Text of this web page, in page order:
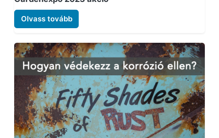
Olvass tovább